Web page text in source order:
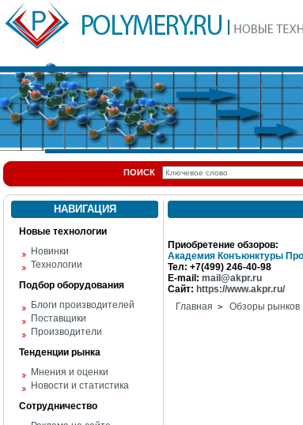
ПОИСК
НАВИГАЦИЯ
Новые технологии
Новинки
Технологии
Подбор оборудования
Блоги производителей
Поставщики
Производители
Тенденции рынка
Мнения и оценки
Новости и статистика
Сотрудничество
Приобретение обзоров:
Академия Конъюнктуры
Тел: +7(499) 246-40-98
E-mail: mail@akpr.ru
Сайт: https://www.akpr.ru/
Главная > Обзоры рынков